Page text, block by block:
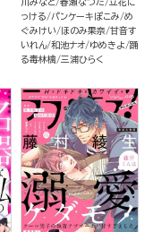
川みなと 春瀬なつた 立花に
っける
パンケーキぽこみ め
ぐみけい
ほのみ果奈 甘音す
いれん 和池ナオ ゆめきよ 踊
る毒林檎 三浦ひらく